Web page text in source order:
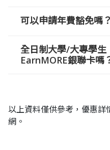
可以申請年費豁免嗎？
全日制大學/大專學生
EarnMORE銀聯卡嗎
以上資料僅供參考，優惠
網。